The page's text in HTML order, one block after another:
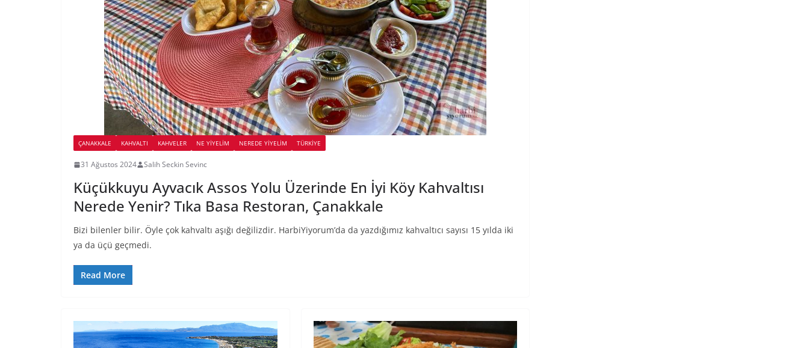
ÇANAKKALE KAHVALTI KAHVELER NE YİYELİM NEREDE YİYELİM TÜRKIYE
31 Ağustos 2024 Salih Seckin Sevinc
Küçükkuyu Ayvacık Assos Yolu Üzerinde En İyi Köy Kahvaltısı
Nerede Yenir? Tıka Basa Restoran, Çanakkale
Bizi bilenler bilir. Öyle çok kahvaltı aşığı değilizdir. HarbiYiyorum’da da yazdığımız kahvaltıcı sayısı 15 yılda iki
ya da üçü geçmedi.
Read More